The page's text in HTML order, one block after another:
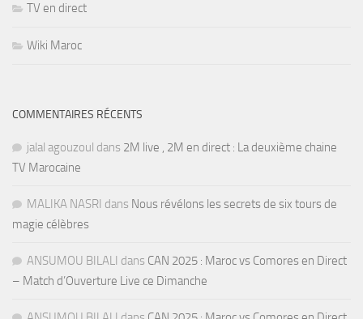
TV en direct
Wiki Maroc
COMMENTAIRES RÉCENTS
jalal agouzoul dans 2M live , 2M en direct : La deuxième chaine
TV Marocaine
MALIKA NASRI dans Nous révélons les secrets de six tours de
magie célèbres
ANSUMOU BILALI dans CAN 2025 : Maroc vs Comores en Direct
– Match d’Ouverture Live ce Dimanche